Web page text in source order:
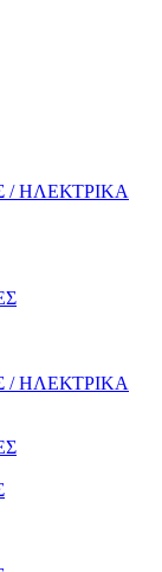
/ ΗΛΕΚΤΡΙΚΑ
/ ΗΛΕΚΤΡΙΚΑ